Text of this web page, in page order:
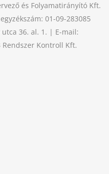
és Folyamatirányító Kft.
01-09-283085
36. al. 1. | E-mail:
Kontroll Kft.